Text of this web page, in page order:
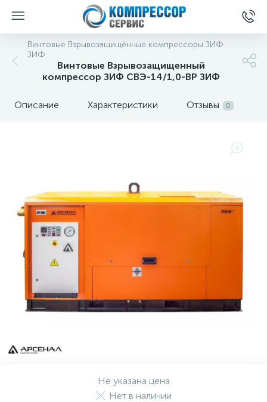
Винтовые Взрывозащищённые компрессоры ЗИФ
ЗИФ
Винтовые Взрывозащищенный
компрессор ЗИФ СВЭ-14/1,0-ВР ЗИФ
Описание Характеристики Отзывы 0
Не указана цена
Нет в наличии